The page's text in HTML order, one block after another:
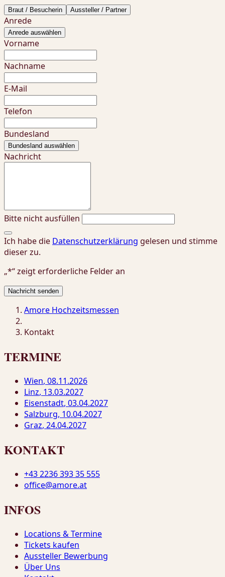
Braut / Besucherin Aussteller / Partner
Anrede
Anrede auswählen
Vorname
Nachname
E-Mail
Telefon
Bundesland
Bundesland auswählen
Nachricht
Bitte nicht ausfüllen
Ich habe die Datenschutzerklärung gelesen und stimme
dieser zu.
„*“ zeigt erforderliche Felder an
Nachricht senden
Amore Hochzeitsmessen
Kontakt
TERMINE
Wien, 08.11.2026
Linz, 13.03.2027
Eisenstadt, 03.04.2027
Salzburg, 10.04.2027
Graz, 24.04.2027
KONTAKT
+43 2236 393 35 555
office@amore.at
INFOS
Locations & Termine
Tickets kaufen
Aussteller Bewerbung
Über Uns